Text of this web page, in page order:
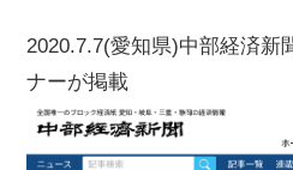
2020.7.7(愛知県)中部経済新
ナーが掲載